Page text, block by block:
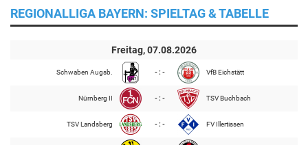
REGIONALLIGA BAYERN: SPIELTAG & TABELLE
Freitag, 07.08.2026
Schwaben Augsb. - : - VfB Eichstätt
Nürnberg II - : - TSV Buchbach
TSV Landsberg - : - FV Illertissen